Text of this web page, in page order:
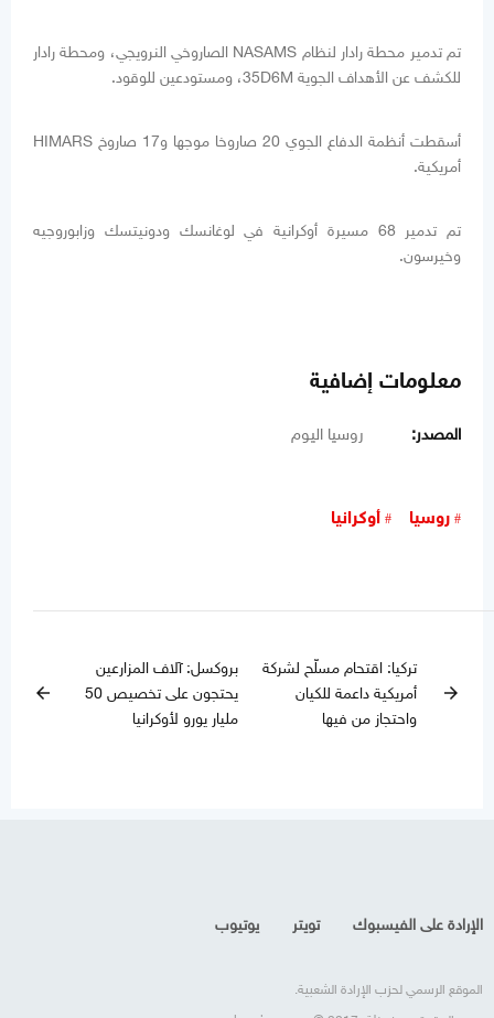
تم تدمير محطة رادار لنظام NASAMS الصاروخي النرويجي، ومحطة رادار
للكشف عن الأهداف الجوية 35D6M، ومستودعين للوقود.
أسقطت أنظمة الدفاع الجوي 20 صاروخا موجها و17 صاروخ HIMARS
أمريكية.
تم تدمير 68 مسيرة أوكرانية في لوغانسك ودونيتسك وزابوروجيه
وخيرسون.
معلومات إضافية
المصدر: روسيا اليوم
روسيا أوكرانيا
arrow_forward
تركيا: اقتحام مسلّح لشركة
أمريكية داعمة للكيان
واحتجاز من فيها
بروكسل: آلاف المزارعين
يحتجون على تخصيص 50
مليار يورو لأوكرانيا
arrow_back
الإرادة على الفيسبوك تويتر يوتيوب
الموقع الرسمي لحزب الإرادة الشعبية.